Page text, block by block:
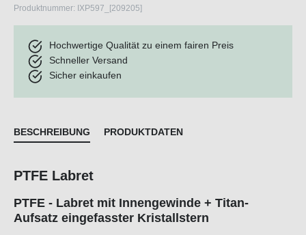
Produktnummer: IXP597_[209205]
Hochwertige Qualität zu einem fairen Preis
Schneller Versand
Sicher einkaufen
BESCHREIBUNG PRODUKTDATEN
PTFE Labret
PTFE - Labret mit Innengewinde + Titan-
Aufsatz eingefasster Kristallstern